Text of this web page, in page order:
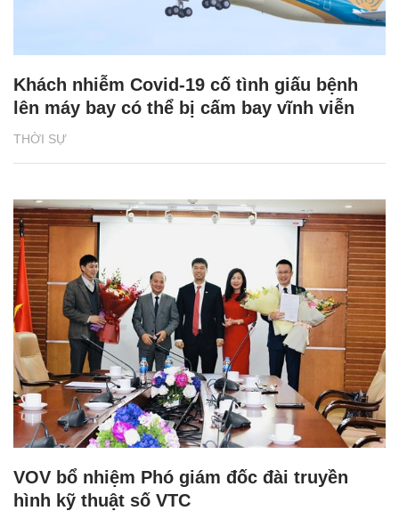
THỜI SỰ
Khách nhiễm Covid-19 cố tình giấu bệnh
lên máy bay có thể bị cấm bay vĩnh viễn
VOV bổ nhiệm Phó giám đốc đài truyền
hình kỹ thuật số VTC